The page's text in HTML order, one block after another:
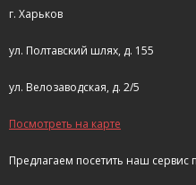
г. Харьков
ул. Полтавский шлях, д. 155
ул. Велозаводская, д. 2/5
Посмотреть на карте
Предлагаем посетить наш сервис